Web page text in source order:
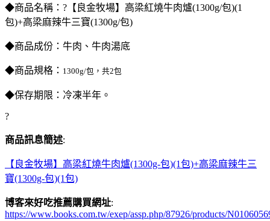
◆商品名稱：?【良金牧場】高梁紅燒牛肉爐(1300g/包)(1
包)+高梁麻辣牛三寶(1300g/包)
◆商品成份：牛肉、牛肉湯底
◆商品規格： 1300g/包，共2包
◆保存期限：冷凍半年。
?
商品訊息簡述:
【良金牧場】高梁紅燒牛肉爐(1300g-包)(1包)+高梁麻辣牛三
寶(1300g-包)(1包)
博客來好吃推薦購買網址:
https://www.books.com.tw/exep/assp.php/87926/products/